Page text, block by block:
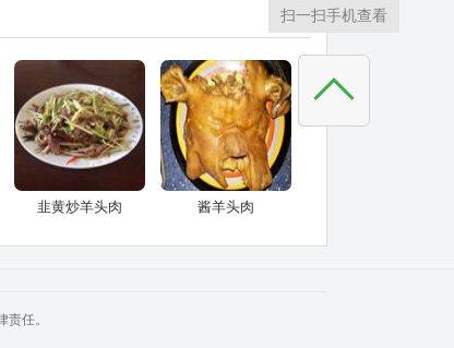
韭黄炒羊头肉 酱羊头肉
扫一扫手机查看
任。